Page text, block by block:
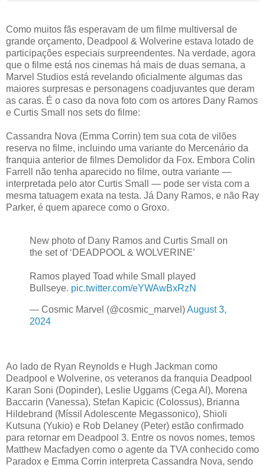
Como muitos fãs esperavam de um filme multiversal de
grande orçamento, Deadpool & Wolverine estava lotado de
participações especiais surpreendentes. Na verdade, agora
que o filme está nos cinemas há mais de duas semana, a
Marvel Studios está revelando oficialmente algumas das
maiores surpresas e personagens coadjuvantes que deram
as caras. É o caso da nova foto com os artores Dany Ramos
e Curtis Small nos sets do filme:
Cassandra Nova (Emma Corrin) tem sua cota de vilões
reserva no filme, incluindo uma variante do Mercenário da
franquia anterior de filmes Demolidor da Fox. Embora Colin
Farrell não tenha aparecido no filme, outra variante —
interpretada pelo ator Curtis Small — pode ser vista com a
mesma tatuagem exata na testa. Já Dany Ramos, e não Ray
Parker, é quem aparece como o Groxo.
New photo of Dany Ramos and Curtis Small on
the set of ‘DEADPOOL & WOLVERINE’
Ramos played Toad while Small played
Bullseye. pic.twitter.com/eYWAwBxRzN
— Cosmic Marvel (@cosmic_marvel)August 3,
2024
Ao lado de Ryan Reynolds e Hugh Jackman como
Deadpool e Wolverine, os veteranos da franquia Deadpool
Karan Soni (Dopinder), Leslie Uggams (Cega Al), Morena
Baccarin (Vanessa), Stefan Kapicic (Colossus), Brianna
Hildebrand (Míssil Adolescente Megassonico), Shioli
Kutsuna (Yukio) e Rob Delaney (Peter) estão confirmado
para retornar em Deadpool 3. Entre os novos nomes, temos
Matthew Macfadyen como o agente da TVA conhecido como
Paradox e Emma Corrin interpreta Cassandra Nova, sendo